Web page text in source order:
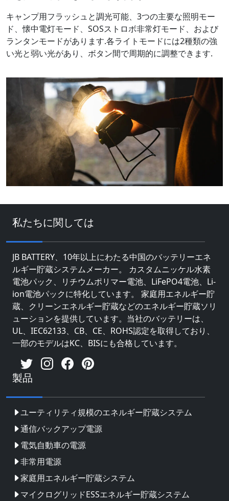
キャンプ用フラッシュと調光可能、3つの主要な照明モー
ド、懐中電灯モード、SOSストロボ非常灯モード、および
ランタンモードがあります.各ライトモードには2種類の強
い光と弱い光があり、ボタン間で周期的に調整できます.
私たちに関しては
JB BATTERY、10年以上にわたる中国のバッテリーエネ
ルギー貯蔵システムメーカー。 カスタムニッケル水素
電池パック、リチウムポリマー電池、LiFePO4電池、Li-
ion電池パックに特化しています。 家庭用エネルギー貯
蔵、クリーンエネルギー貯蔵などのエネルギー貯蔵ソリ
ューションを提供しています。当社のバッテリーは、
UL、IEC62133、CB、CE、ROHS認定を取得しており、
一部のモデルはKC、BISにも合格しています。
製品
ユーティリティ規模のエネルギー貯蔵システム
通信バックアップ電源
電気自動車の電源
非常用電源
家庭用エネルギー貯蔵システム
マイクログリッドESSエネルギー貯蔵システム